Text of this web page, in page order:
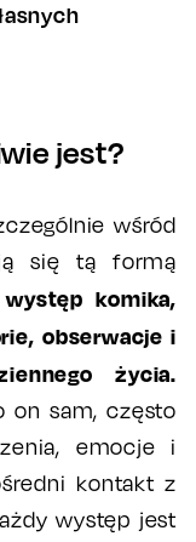
jest?
wśród
się tą formą
komika,
obserwacje i
życia.
on sam, często
emocje i
kontakt z
występ jest